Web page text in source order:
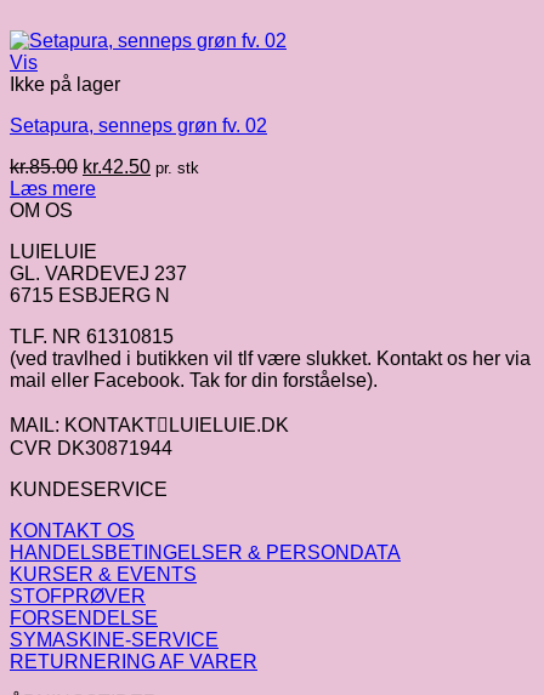
Vis
Ikke på lager
Setapura, senneps grøn fv. 02
kr.85.00 Den
oprindelige
kr.85.00.
kr.42.50Den
pr. stk
Læs mere
OM OS
LUIELUIE
GL. VARDEVEJ 237
6715 ESBJERG N
TLF. NR 61310815
(ved travlhed i butikken vil tlf være slukket. Kontakt os her via
mail eller Facebook. Tak for din forståelse).
MAIL: KONTAKTLUIELUIE.DK
CVR DK30871944
KUNDESERVICE
KONTAKT OS
HANDELSBETINGELSER & PERSONDATA
KURSER & EVENTS
STOFPRØVER
FORSENDELSE
SYMASKINE-SERVICE
RETURNERING AF VARER